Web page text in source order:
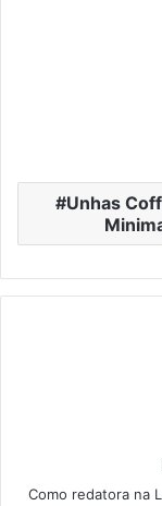
Unhas
Como redatora na